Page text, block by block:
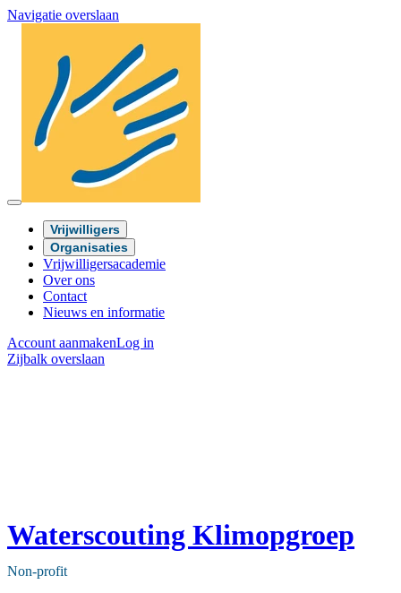
Navigatie overslaan
Vrijwilligers
Organisaties
Vrijwilligersacademie
Over ons
Contact
Nieuws en informatie
Account aanmakenLog in
Zijbalk overslaan
Waterscouting Klimopgroep
Non-profit